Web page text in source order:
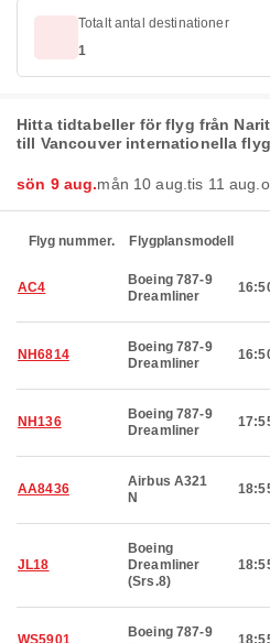
Totalt antal destinationer
1
Hitta tidtabeller för flyg från
till Vancouver internationella
sön 9 aug.mån 10 aug. tis 11 aug.
Flyg nummer. Flygplansmodell
AC4
Boeing 787-9
Dreamliner
NH6814
Boeing 787-9
Dreamliner
NH136
Boeing 787-9
Dreamliner
AA8436
Airbus A321
N
JL18
Boeing
Dreamliner
(Srs.8)
WS5901
Boeing 787-9